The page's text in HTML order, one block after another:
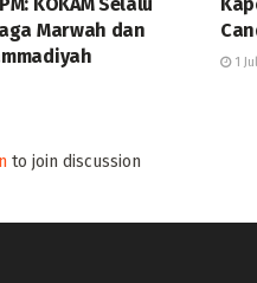
Marwah dan
1
to join discussion